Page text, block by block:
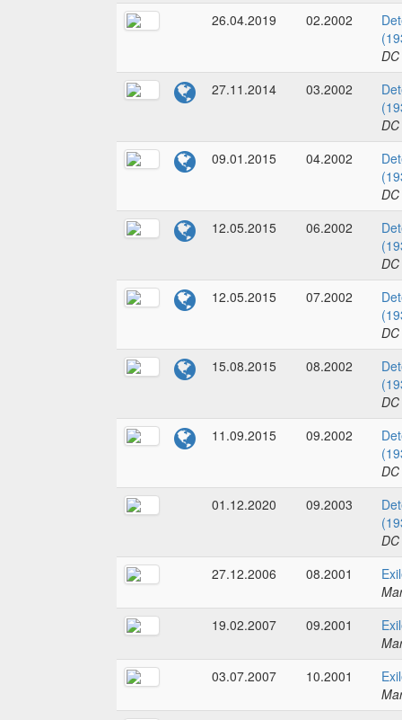
26.04.2019
02.2002
27.11.2014
03.2002
09.01.2015
04.2002
12.05.2015
06.2002
12.05.2015
07.2002
15.08.2015
08.2002
11.09.2015
09.2002
01.12.2020
09.2003
27.12.2006
08.2001
19.02.2007
09.2001
03.07.2007
10.2001